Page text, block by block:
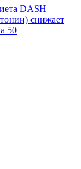
DASH
снижает
50